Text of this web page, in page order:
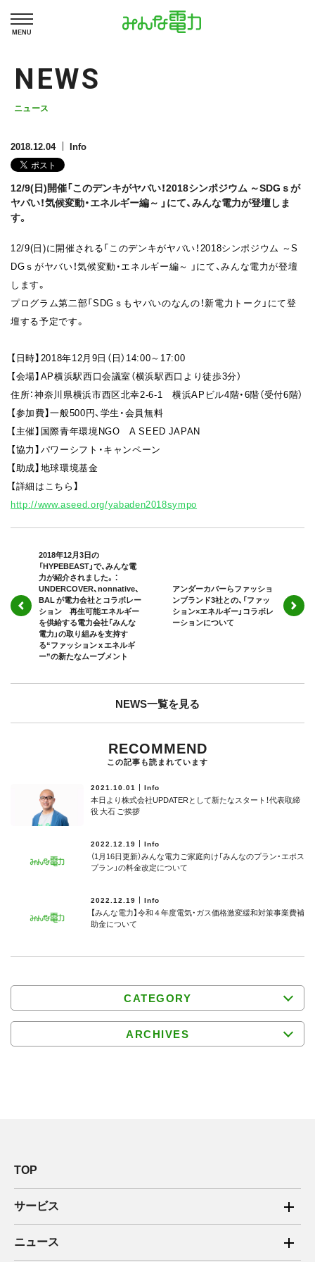
MENU
NEWS
ニュース
2018.12.04 Info
12/9(日)開催「このデンキがヤバい！2018シンポジウム ～SDGｓが
ヤバい！気候変動・エネルギー編～ 」にて、みんな電力が登壇しま
す。
12/9(日)に開催される「このデンキがヤバい！2018シンポジウム ～S
DGｓがヤバい！気候変動・エネルギー編～ 」にて、みんな電力が登壇
します。
プログラム第二部「SDGｓもヤバいのなんの！新電力トーク」にて登
壇する予定です。
【日時】2018年12月9日（日）14:00～17:00
【会場】AP横浜駅西口会議室（横浜駅西口より徒歩3分）
住所：神奈川県横浜市西区北幸2-6-1 横浜APビル4階・6階（受付6階）
【参加費】一般500円、学生・会員無料
【主催】国際青年環境NGO A SEED JAPAN
【協力】パワーシフト・キャンペーン
【助成】地球環境基金
【詳細はこちら】
http://www.aseed.org/yabaden2018sympo
2018年12月3日の
「HYPEBEAST」で、みんな電
力が紹介されました。：
UNDERCOVER、nonnative、
BAL が電力会社とコラボレー
ション 再生可能エネルギー
を供給する電力会社「みんな
電力」の取り組みを支持す
る“ファッション x エネルギ
ー”の新たなムーブメント
アンダーカバーらファッショ
ンブランド3社との、「ファッ
ション×エネルギー」コラボレ
ーションについて
NEWS一覧を見る
RECOMMEND
この記事も読まれています
2021.10.01 Info
本日より株式会社UPDATERとして新たなスタート！代表取締
役 大石 ご挨拶
2022.12.19 Info
（1月16日更新）みんな電力ご家庭向け「みんなのプラン・エポス
プラン」の料金改定について
2022.12.19 Info
【みんな電力】令和４年度電気・ガス価格激変緩和対策事業費補
助⾦について
CATEGORY
ARCHIVES
TOP
サービス
ご家庭向け電力サービス
ニュース